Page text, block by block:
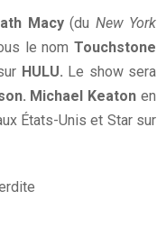
Macy(du New York
le nomTouchstone
HULU. Le show sera
Michael Keatonen
États-Unis et Star sur